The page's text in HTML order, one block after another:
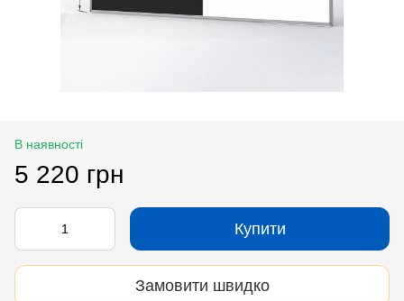
В наявності
5 220 грн
Купити
Замовити швидко